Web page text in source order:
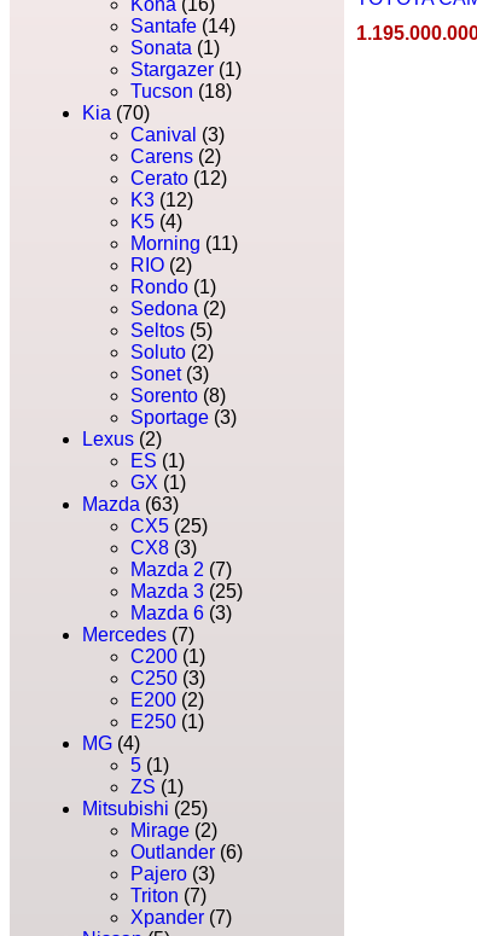
Kona (16)
Santafe (14)
Sonata (1)
Stargazer (1)
Tucson (18)
Kia (70)
Canival (3)
Carens (2)
Cerato (12)
K3 (12)
K5 (4)
Morning (11)
RIO (2)
Rondo (1)
Sedona (2)
Seltos (5)
Soluto (2)
Sonet (3)
Sorento (8)
Sportage (3)
Lexus (2)
ES (1)
GX (1)
Mazda (63)
CX5 (25)
CX8 (3)
Mazda 2 (7)
Mazda 3 (25)
Mazda 6 (3)
Mercedes (7)
C200 (1)
C250 (3)
E200 (2)
E250 (1)
MG (4)
5 (1)
ZS (1)
Mitsubishi (25)
Mirage (2)
Outlander (6)
Pajero (3)
Triton (7)
Xpander (7)